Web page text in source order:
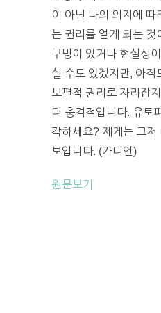
이 아닌 나의 의지에 따
는 권리를 얻게 되는 것
구멍이 있거나 현실성
실 수도 있겠지만, 아직
보편적 권리로 자리잡
더 충격적입니다. 유토
각하세요? 제게는 그저
보입니다. (가디언)
원문보기